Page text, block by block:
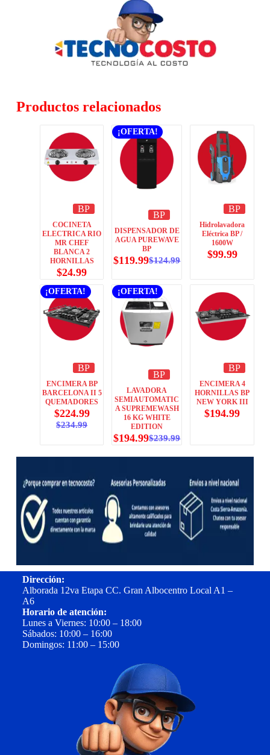
Productos relacionados
BP
COCINETA
ELECTRICA RIO
MR CHEF
BLANCA 2
HORNILLAS
$24.99
¡OFERTA!
BP
DISPENSADOR DE
AGUA PUREWAVE
BP
$124.99
$119.99
BP
Hidrolavadora
Eléctrica BP /
1600W
$99.99
¡OFERTA!
BP
ENCIMERA BP
BARCELONA II 5
QUEMADORES
$234.99
$224.99
¡OFERTA!
BP
LAVADORA
SEMIAUTOMATIC
A SUPREMEWASH
16 KG WHITE
EDITION
$239.99
$194.99
BP
ENCIMERA 4
HORNILLAS BP
NEW YORK III
$194.99
Dirección:
Alborada 12va Etapa CC. Gran Albocentro Local A1 –
A6
Horario de atención:
Lunes a Viernes: 10:00 – 18:00
Sábados: 10:00 – 16:00
Domingos: 11:00 – 15:00